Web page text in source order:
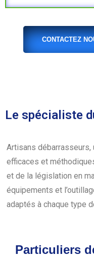
CONTACTEZ
Le spécialiste
Artisans
efficaces et
et de la législation en
équipements et
adaptés à chaque type
Particuliers